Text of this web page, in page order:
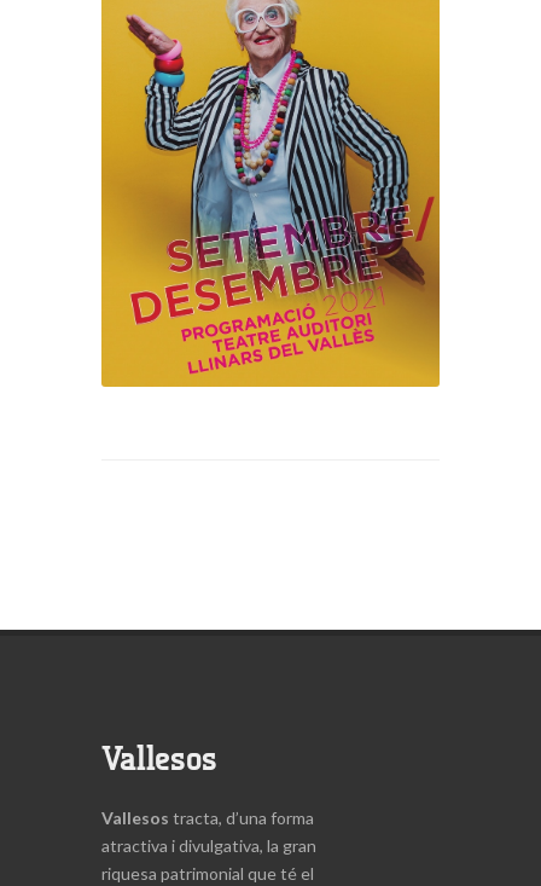
Vallesos
Vallesos tracta, d’una forma
atractiva i divulgativa, la gran
riquesa patrimonial que té el